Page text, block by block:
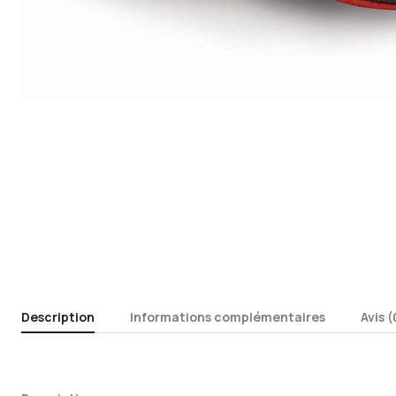
Description Informations complémentaires Avis